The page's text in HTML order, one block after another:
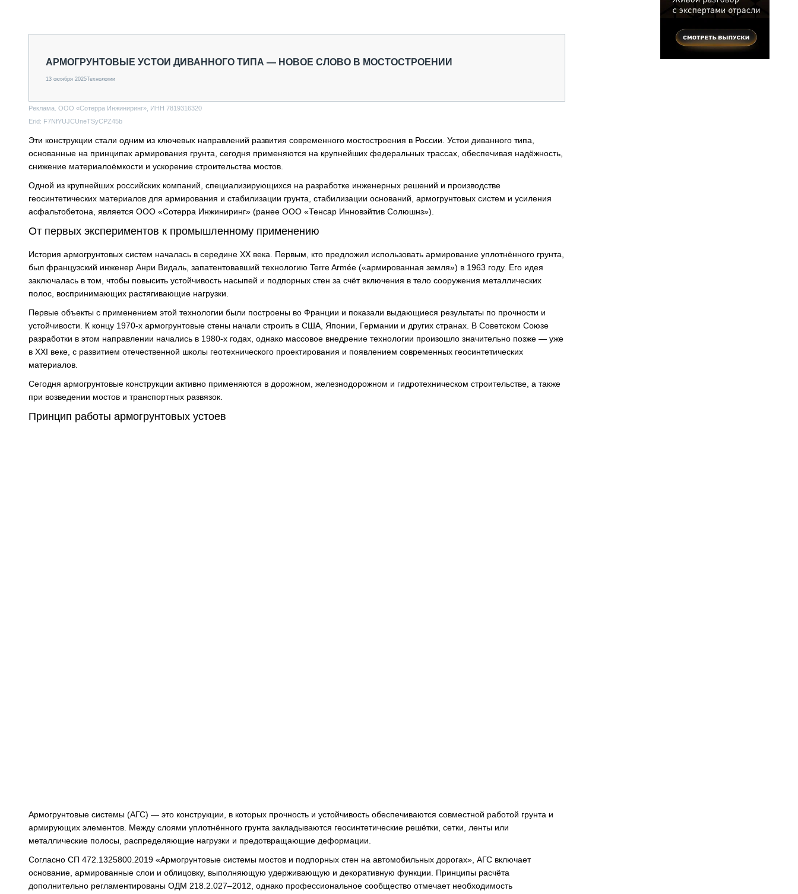
АРМОГРУНТОВЫЕ УСТОИ ДИВАННОГО ТИПА — НОВОЕ СЛОВО В МОСТОСТРОЕНИИ
13 октября 2025Технологии
Реклама. ООО «Сотерра Инжиниринг», ИНН 7819316320
Erid: F7NfYUJCUneTSyCPZ45b
Эти конструкции стали одним из ключевых направлений развития современного мостостроения в России. Устои диванного типа,
основанные на принципах армирования грунта, сегодня применяются на крупнейших федеральных трассах, обеспечивая надёжность,
снижение материалоёмкости и ускорение строительства мостов.
Одной из крупнейших российских компаний, специализирующихся на разработке инженерных решений и производстве
геосинтетических материалов для армирования и стабилизации грунта, стабилизации оснований, армогрунтовых систем и усиления
асфальтобетона, является ООО «Сотерра Инжиниринг» (ранее ООО «Тенсар Инновэйтив Солюшнз»).
От первых экспериментов к промышленному применению
История армогрунтовых систем началась в середине XX века. Первым, кто предложил использовать армирование уплотнённого грунта,
был французский инженер Анри Видаль, запатентовавший технологию Terre Armée («армированная земля») в 1963 году. Его идея
заключалась в том, чтобы повысить устойчивость насыпей и подпорных стен за счёт включения в тело сооружения металлических
полос, воспринимающих растягивающие нагрузки.
Первые объекты с применением этой технологии были построены во Франции и показали выдающиеся результаты по прочности и
устойчивости. К концу 1970-х армогрунтовые стены начали строить в США, Японии, Германии и других странах. В Советском Союзе
разработки в этом направлении начались в 1980-х годах, однако массовое внедрение технологии произошло значительно позже — уже
в XXI веке, с развитием отечественной школы геотехнического проектирования и появлением современных геосинтетических
материалов.
Сегодня армогрунтовые конструкции активно применяются в дорожном, железнодорожном и гидротехническом строительстве, а также
при возведении мостов и транспортных развязок.
Принцип работы армогрунтовых устоев
Армогрунтовые системы (АГС) — это конструкции, в которых прочность и устойчивость обеспечиваются совместной работой грунта и
армирующих элементов. Между слоями уплотнённого грунта закладываются геосинтетические решётки, сетки, ленты или
металлические полосы, распределяющие нагрузки и предотвращающие деформации.
Согласно СП 472.1325800.2019 «Армогрунтовые системы мостов и подпорных стен на автомобильных дорогах», АГС включает
основание, армированные слои и облицовку, выполняющую удерживающую и декоративную функции. Принципы расчёта
дополнительно регламентированы ОДМ 218.2.027–2012, однако профессиональное сообщество отмечает необходимость